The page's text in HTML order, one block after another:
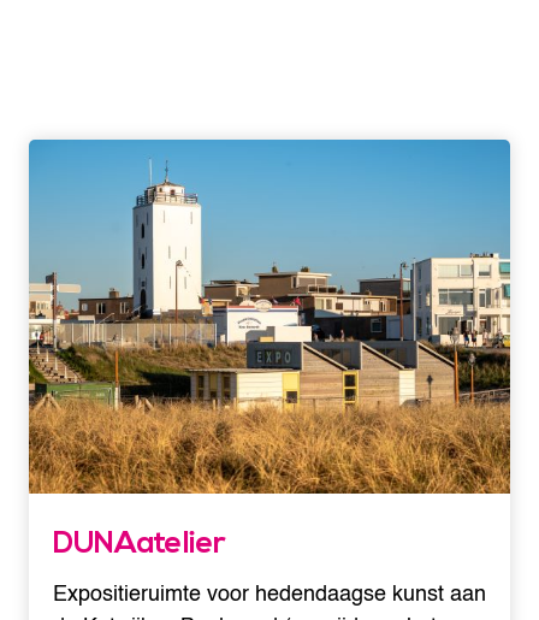
DUNAatelier
Expositieruimte voor hedendaagse kunst aan